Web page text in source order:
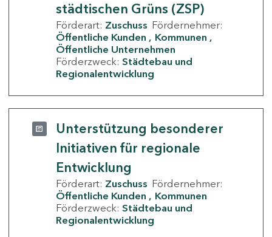
städtischen Grüns (ZSP)
Förderart: Zuschuss Fördernehmer:
Öffentliche Kunden
Kommunen
Öffentliche Unternehmen
Förderzweck: Städtebau und
Regionalentwicklung
Unterstützung besonderer
Initiativen für regionale
Entwicklung
Förderart: Zuschuss Fördernehmer:
Öffentliche Kunden
Kommunen
Förderzweck: Städtebau und
Regionalentwicklung